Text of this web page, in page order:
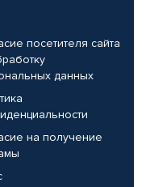
посетителя сайта
данных
на получение